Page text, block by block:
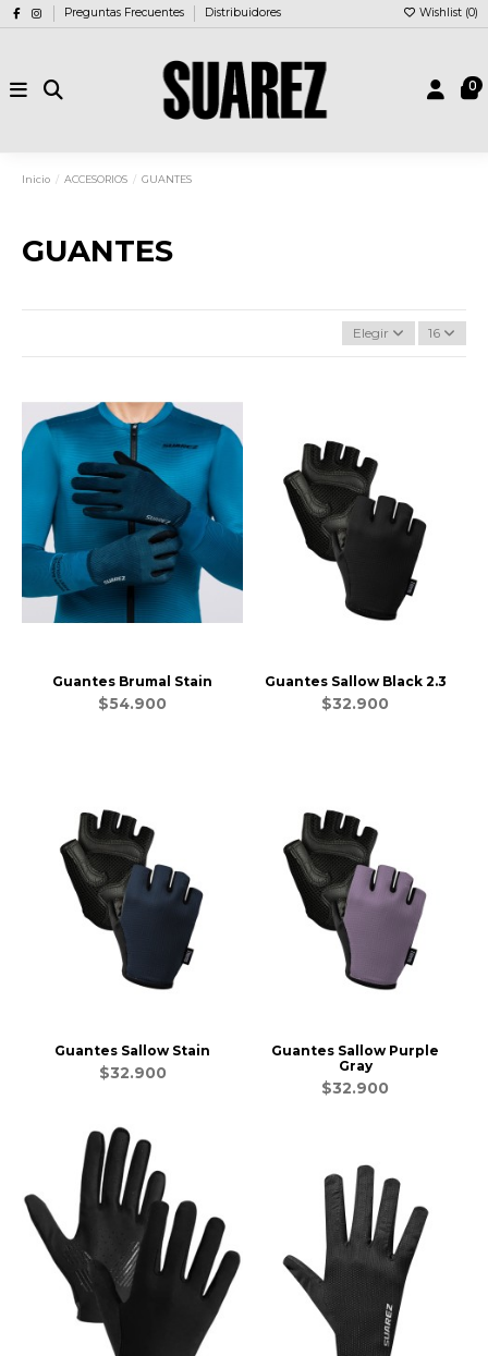
Preguntas Frecuentes Distribuidores Wishlist (0)
0
Inicio ACCESORIOS GUANTES
GUANTES
Elegir 16
Guantes Brumal Stain
$54.900
Guantes Sallow Black 2.3
$32.900
Guantes Sallow Stain
$32.900
Guantes Sallow Purple
Gray
$32.900